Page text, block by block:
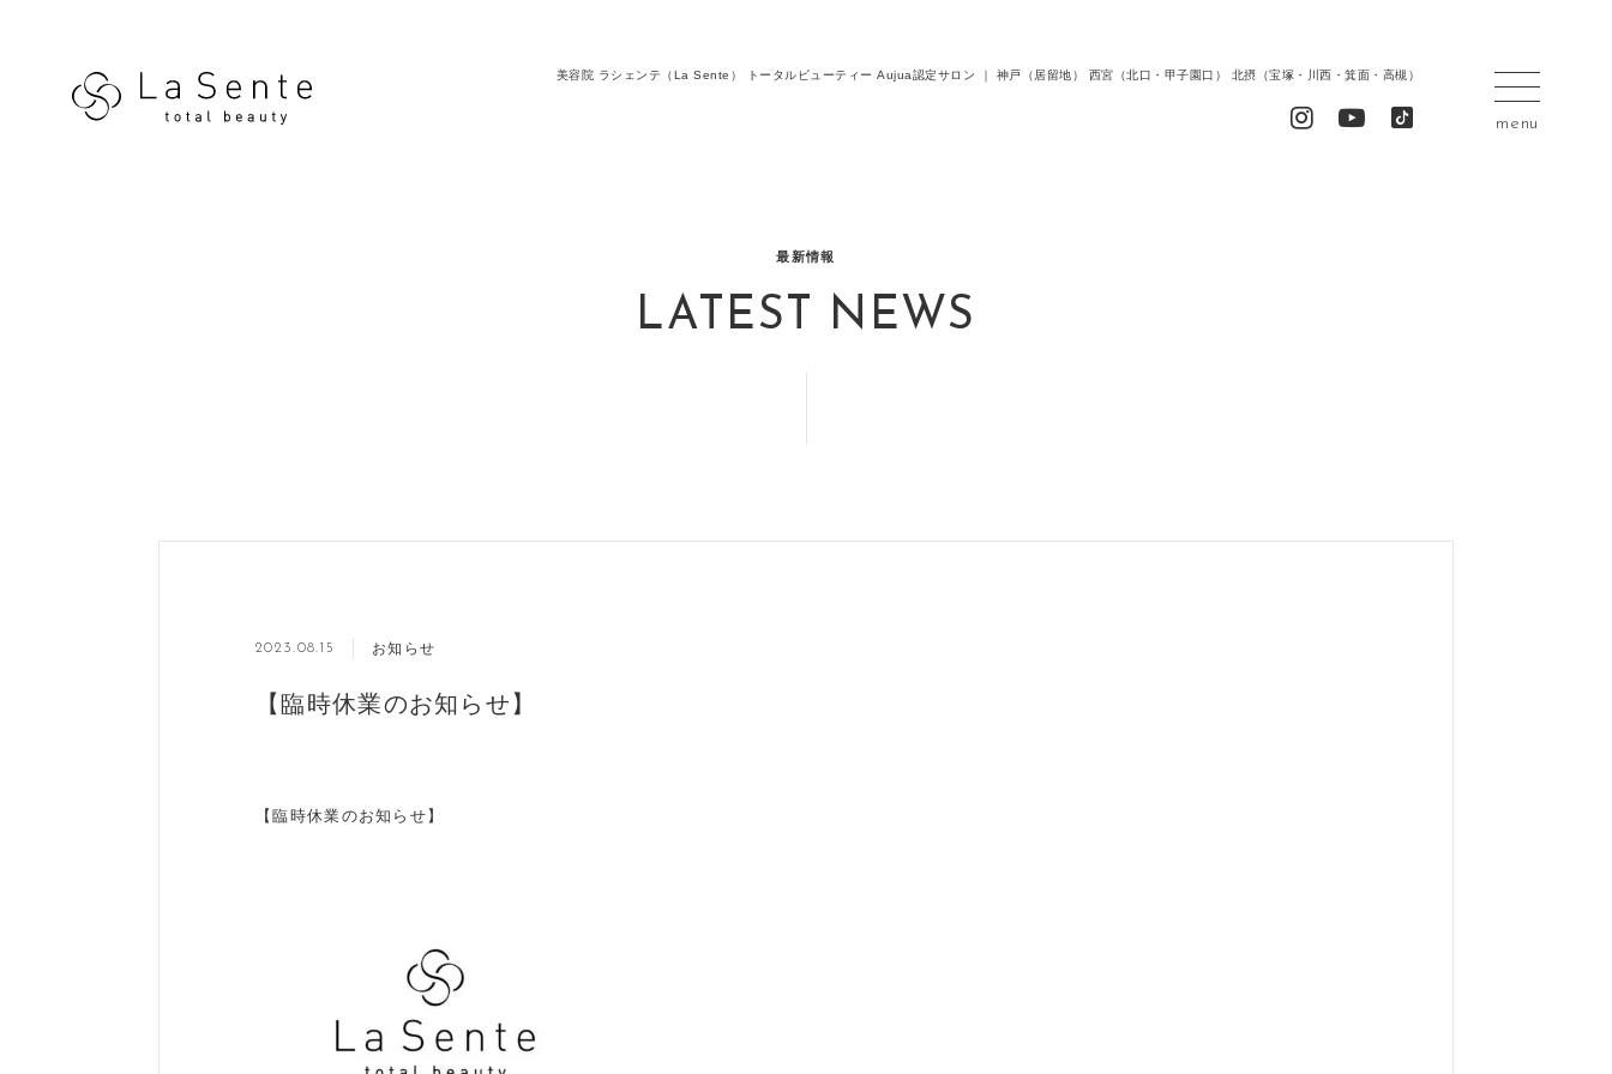
美容院 ラシェンテ（La Sente） トータルビューティー Aujua認定サロン ｜ 神戸（居留地） 西宮（北口・甲子園口） 北摂（宝塚・川西・箕面・高槻）
menu
最新情報
LATEST NEWS
2023.08.15 お知らせ
【臨時休業のお知らせ】
【臨時休業のお知らせ】